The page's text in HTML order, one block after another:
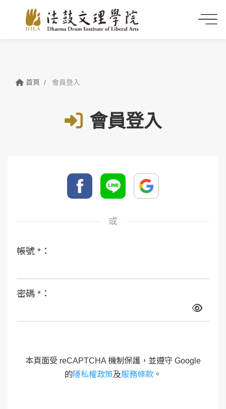
首頁 會員登入
會員登入
或
帳號 * ：
密碼 * ：
本頁面受 reCAPTCHA 機制保護，並遵守 Google
的隱私權政策及服務條款 。